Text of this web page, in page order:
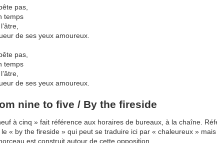
pas,
temps
de ses yeux amoureux.
pas,
temps
de ses yeux amoureux.
nine to five / By the fireside
à cinq » fait référence aux horaires de bureaux, à la chaîne.
« by the fireside » qui peut se traduire ici par « chaleureux »
est construit autour de cette opposition.